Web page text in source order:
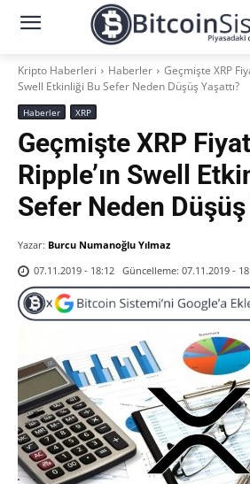
Kripto Haberleri Haberler
Geçmişte XRP
Swell Etkinliği Bu Sefer Neden Düşüş Yaşattı?
Haberler XRP
Geçmişte XRP
Ripple’ın Swell
Sefer Neden Düşüş
Yazar: Burcu Numanoğlu Yılmaz
07.11.2019 - 18:12 Güncelleme: 07.11.2019 -